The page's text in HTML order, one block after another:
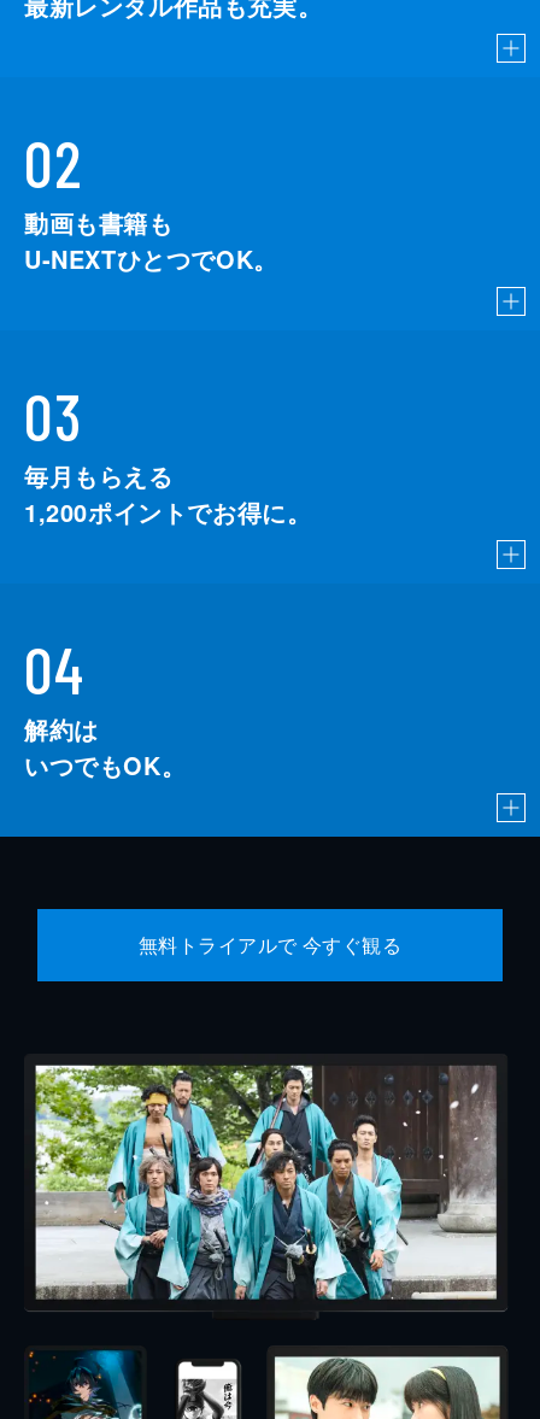
02
動画も書籍も
U-NEXTひとつでOK。
03
毎月もらえる
1,200ポイントでお得に。
04
解約は
いつでもOK。
無料トライアルで 今すぐ観る